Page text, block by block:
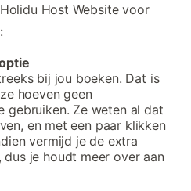
Host Website voor
bij jou boeken. Dat is
hoeven geen
gebruiken. Ze weten al dat
en met een paar klikken
vermijd je de extra
dus je houdt meer over aan